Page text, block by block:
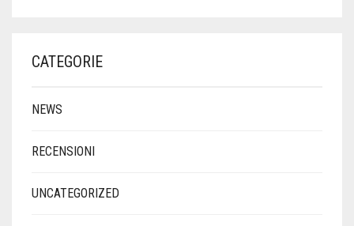
CATEGORIE
NEWS
RECENSIONI
UNCATEGORIZED